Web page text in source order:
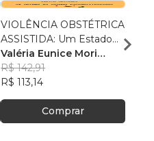
VIOLÊNCIA OBSTÉTRICA
ASSISTIDA: Um Estado
de Coisas Inconstitucional
Valéria Eunice Mori
Machado
R$ 142,91
R$ 113,14
Comprar